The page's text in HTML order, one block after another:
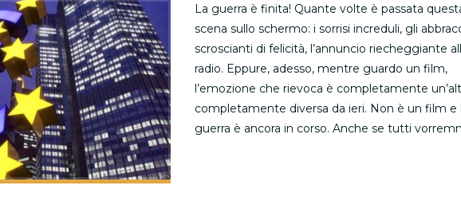
La guerra è finita! Quante volte è passata
scena sullo schermo: i sorrisi increduli, gli
scroscianti di felicità, l’annuncio riecheggiante
radio. Eppure, adesso, mentre guardo un film,
l’emozione che rievoca è completamente
completamente diversa da ieri. Non è un film e
guerra è ancora in corso. Anche se tutti